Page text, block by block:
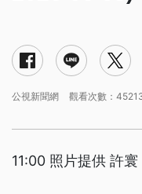
公視新聞網 觀看次數：
11:00 照片提供 許寰